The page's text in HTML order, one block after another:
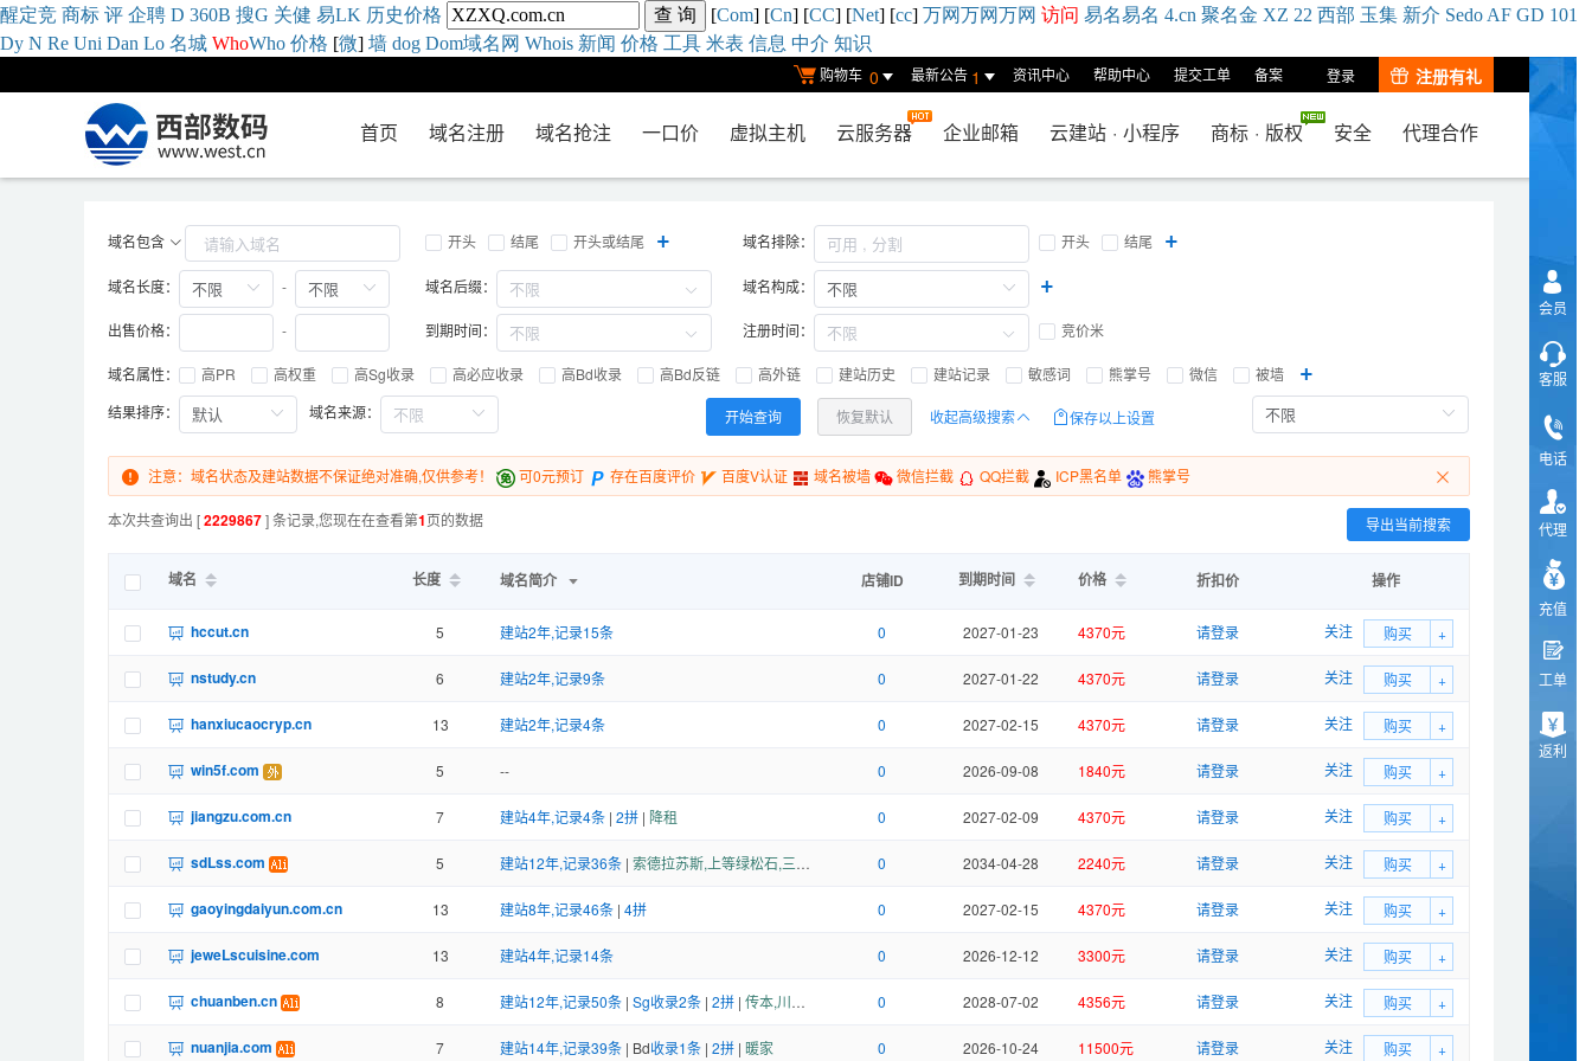
醒定竞 商标 评 企聘 D 360B 搜G 关健 易LK 历史价格 [Com] [Cn] [CC] [Net] [cc] 万网万网万网 访问 易名易名 4.cn 聚名金 XZ 22 西部 玉集 新介 Sedo AF GD 101
Dy N Re Uni Dan Lo 名城 WhoWho 价格 [微] 墙 dog Dom域名网 Whois 新闻 价格 工具 米表 信息 中介 知识